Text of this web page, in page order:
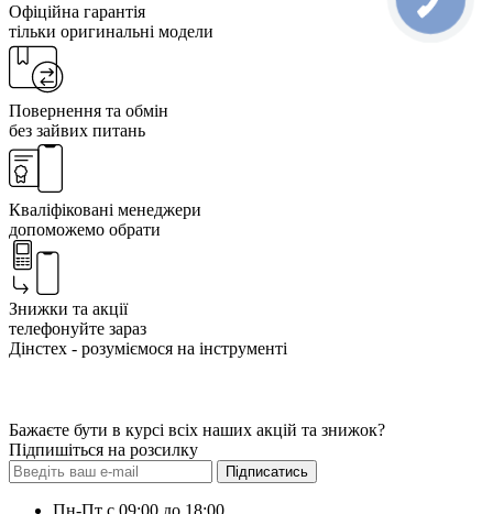
Офіційна гарантія
тільки оригинальні модели
Повернення та обмін
без зайвих питань
Кваліфіковані менеджери
допоможемо обрати
Знижки та акції
телефонуйте зараз
Дінстех - розуміємося на інструменті
Бажаєте бути в курсі всіх наших акцій та знижок?
Підпишіться на розсилку
Підписатись
Пн-Пт с 09:00 до 18:00,